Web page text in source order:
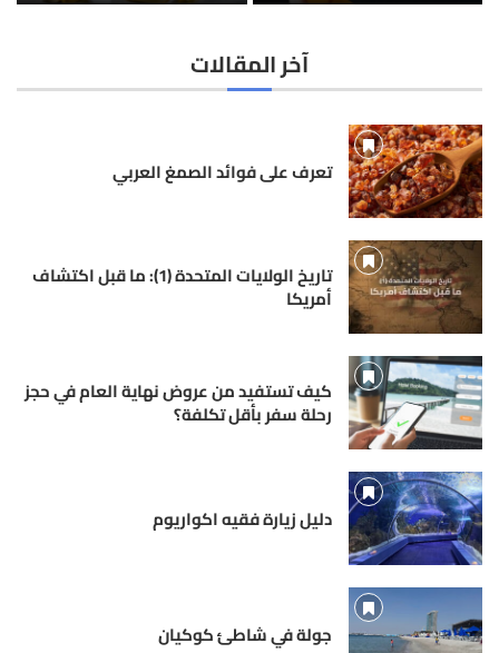
آخر المقالات
تعرف على فوائد الصمغ العربي
تاريخ الولايات المتحدة (1): ما قبل اكتشاف
أمريكا
كيف تستفيد من عروض نهاية العام في حجز
رحلة سفر بأقل تكلفة؟
دليل زيارة فقيه اكواريوم
جولة في شاطئ كوكيان